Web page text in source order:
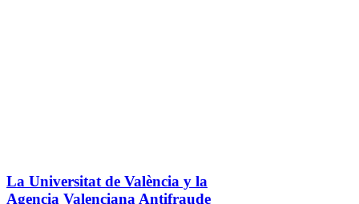
La Universitat de València y la
Agencia Valenciana Antifraude